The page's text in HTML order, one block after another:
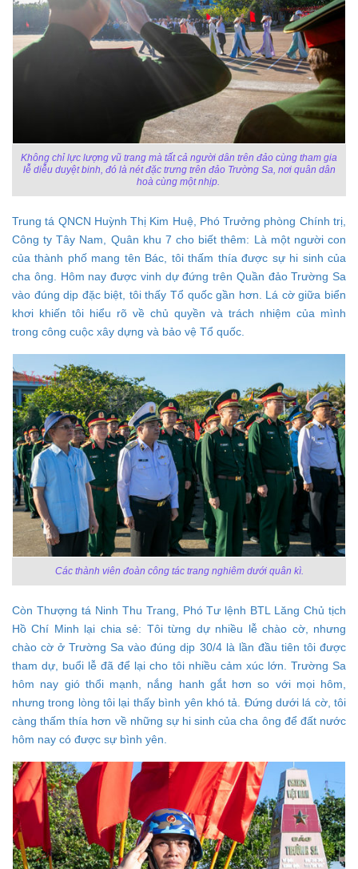
Không chỉ lực lượng vũ trang mà tất cả người dân trên đảo cùng tham gia
lễ diễu duyệt binh, đó là nét đặc trưng trên đảo Trường Sa, nơi quân dân
hoà cùng một nhịp.
Trung tá QNCN Huỳnh Thị Kim Huệ, Phó Trưởng phòng Chính trị,
Công ty Tây Nam, Quân khu 7 cho biết thêm: Là một người con
của thành phố mang tên Bác, tôi thấm thía được sự hi sinh của
cha ông. Hôm nay được vinh dự đứng trên Quần đảo Trường Sa
vào đúng dịp đặc biệt, tôi thấy Tổ quốc gần hơn. Lá cờ giữa biển
khơi khiến tôi hiểu rõ về chủ quyền và trách nhiệm của mình
trong công cuộc xây dựng và bảo vệ Tổ quốc.
Các thành viên đoàn công tác trang nghiêm dưới quân kì.
Còn Thượng tá Ninh Thu Trang, Phó Tư lệnh BTL Lăng Chủ tịch
Hồ Chí Minh lại chia sẻ: Tôi từng dự nhiều lễ chào cờ, nhưng
chào cờ ở Trường Sa vào đúng dịp 30/4 là lần đầu tiên tôi được
tham dự, buổi lễ đã để lại cho tôi nhiều cảm xúc lớn. Trường Sa
hôm nay gió thổi mạnh, nắng hanh gắt hơn so với mọi hôm,
nhưng trong lòng tôi lại thấy bình yên khó tả. Đứng dưới lá cờ, tôi
càng thấm thía hơn về những sự hi sinh của cha ông để đất nước
hôm nay có được sự bình yên.